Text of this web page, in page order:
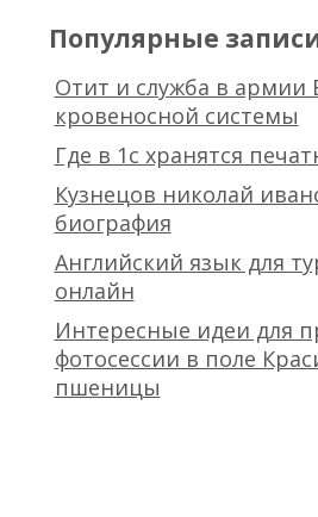
Популярные
Отит и служба в армии
кровеносной системы
Где в 1с хранятся
Кузнецов николай
биография
Английский язык для
онлайн
Интересные идеи для
фотосессии в поле
пшеницы